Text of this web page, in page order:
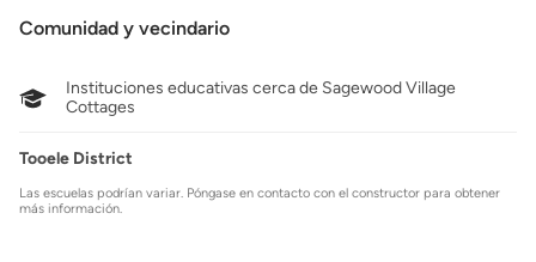
Comunidad y vecindario
Instituciones educativas cerca de Sagewood Village
Cottages
Tooele District
Las escuelas podrían variar. Póngase en contacto con el constructor para obtener
más información.